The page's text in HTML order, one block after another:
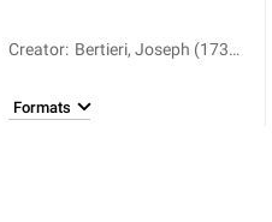
Creator: Bertieri, Joseph (1734-
Formats